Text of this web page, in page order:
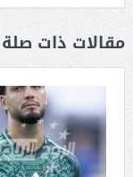
مقالات ذات صلة